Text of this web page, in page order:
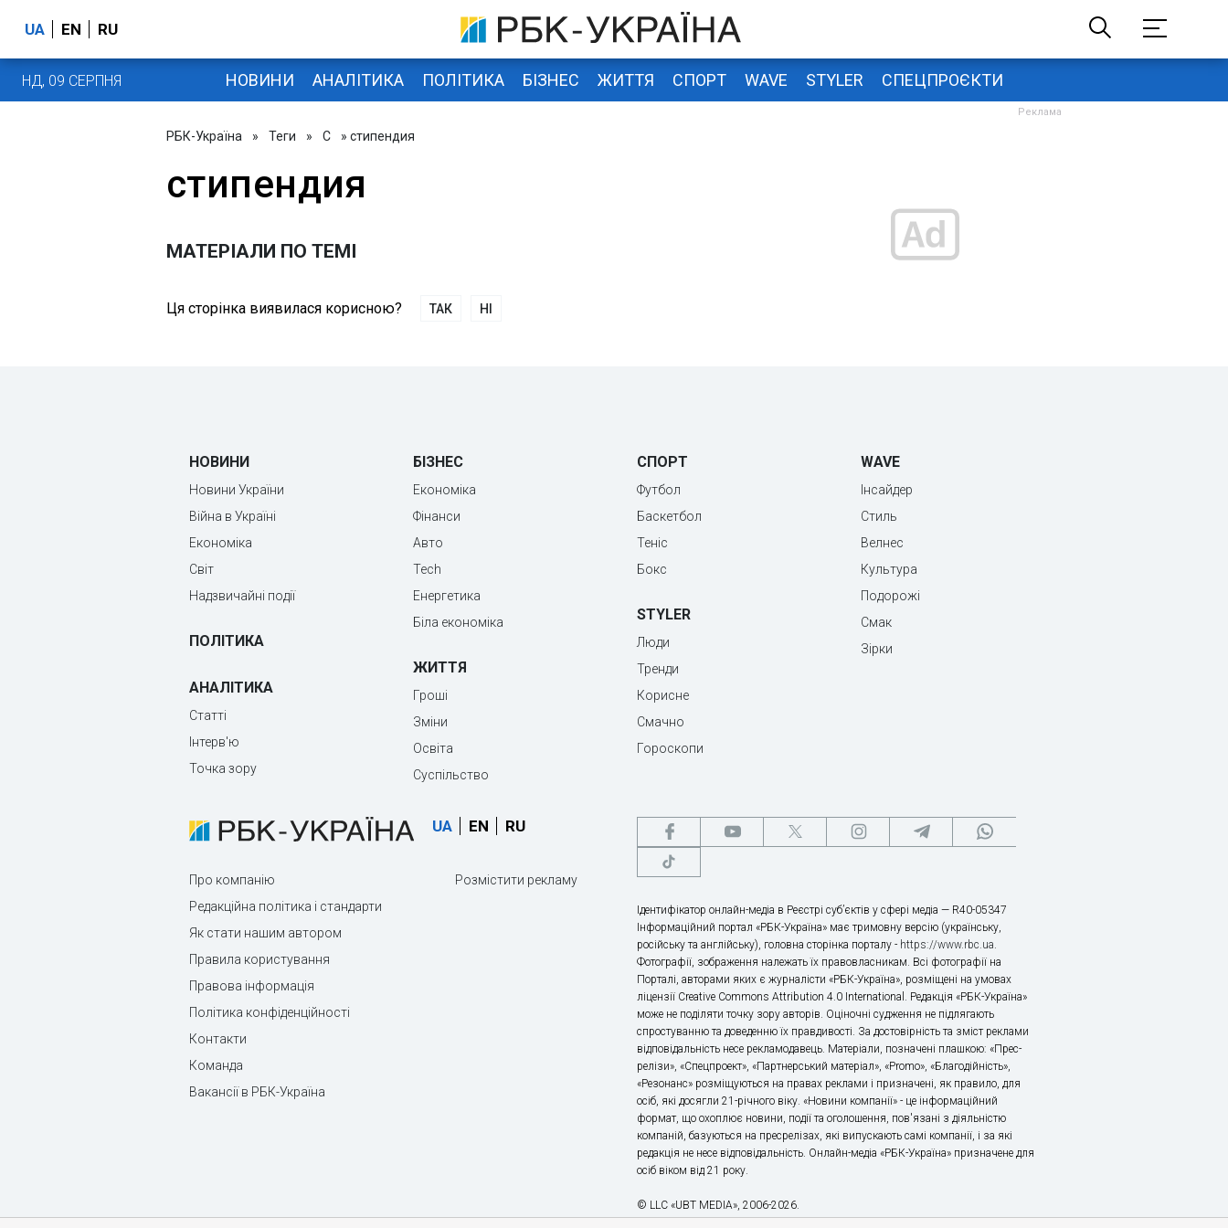
UA EN RU
НД, 09 СЕРПНЯ НОВИНИ АНАЛІТИКА ПОЛІТИКА БІЗНЕС ЖИТТЯ СПОРТ WAVE STYLER СПЕЦПРОЄКТИ
РБК-Україна » Теги » С » стипендия
стипендия
МАТЕРІАЛИ ПО ТЕМІ
Ця сторінка виявилася корисною? ТАК НІ
НОВИНИ
Новини України
Війна в Україні
Економіка
Світ
Надзвичайні події
ПОЛІТИКА
АНАЛІТИКА
Статті
Інтерв'ю
Точка зору
БІЗНЕС
Економіка
Фінанси
Авто
Tech
Енергетика
Біла економіка
ЖИТТЯ
Гроші
Зміни
Освіта
Суспільство
СПОРТ
Футбол
Баскетбол
Теніс
Бокс
STYLER
Люди
Тренди
Корисне
Смачно
Гороскопи
WAVE
Інсайдер
Стиль
Велнес
Культура
Подорожі
Смак
Зірки
UA EN RU
Про компанію
Редакційна політика і стандарти
Як стати нашим автором
Правила користування
Правова інформація
Політика конфіденційності
Контакти
Команда
Вакансії в РБК-Україна
Розмістити рекламу
Ідентифікатор онлайн-медіа в Реєстрі суб’єктів у сфері медіа — R40-05347
Інформаційний портал «РБК-Україна» має тримовну версію (українську,
російську та англійську), головна сторінка порталу - https://www.rbc.ua.
Фотографії, зображення належать їх правовласникам. Всі фотографії на
Порталі, авторами яких є журналісти «РБК-Україна», розміщені на умовах
ліцензії Creative Commons Attribution 4.0 International. Редакція «РБК-Україна»
може не поділяти точку зору авторів. Оціночні судження не підлягають
спростуванню та доведенню їх правдивості. За достовірність та зміст реклами
відповідальність несе рекламодавець. Матеріали, позначені плашкою: «Прес-
релізи», «Спецпроект», «Партнерський матеріал», «Promo», «Благодійність»,
«Резонанс» розміщуються на правах реклами і призначені, як правило, для
осіб, які досягли 21-річного віку. «Новини компанії» - це інформаційний
формат, що охоплює новини, події та оголошення, пов'язані з діяльністю
компаній, базуються на пресрелізах, які випускають самі компанії, і за які
редакція не несе відповідальність. Онлайн-медіа «РБК-Україна» призначене для
осіб віком від 21 року.
© LLC «UBT MEDIA», 2006-2026.